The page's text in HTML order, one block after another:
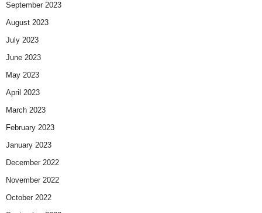
September 2023
August 2023
July 2023
June 2023
May 2023
April 2023
March 2023
February 2023
January 2023
December 2022
November 2022
October 2022